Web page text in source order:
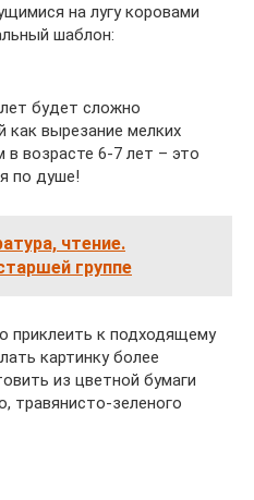
на лугу коровами
шаблон:
будет сложно
как вырезание мелких
возрасте 6-7 лет – это
по душе!
чтение.
группе
приклеить к подходящему
картинку более
из цветной бумаги
травянисто-зеленого